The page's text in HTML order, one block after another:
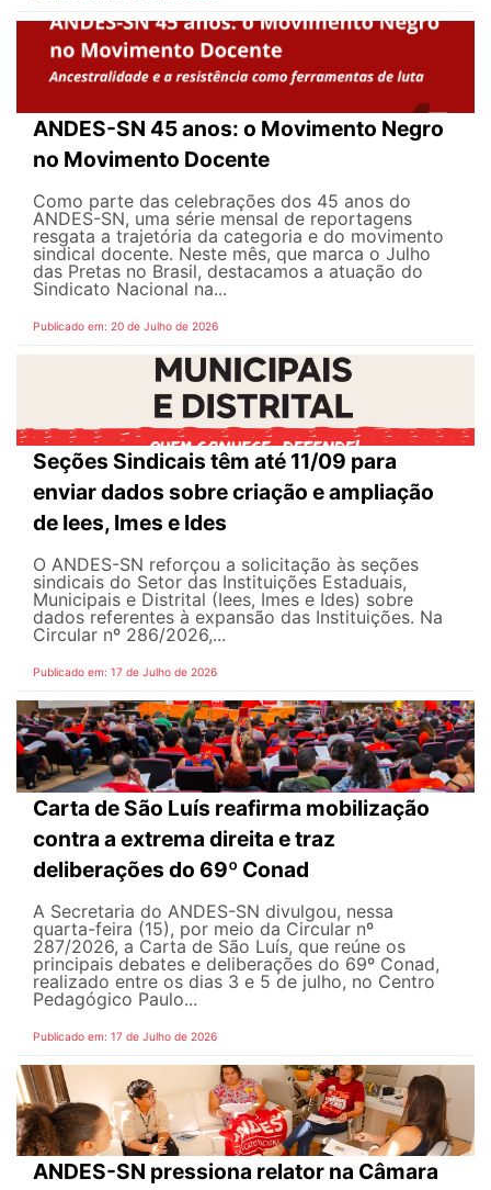
ANDES-SN 45 anos: o Movimento Negro
no Movimento Docente
Como parte das celebrações dos 45 anos do
ANDES-SN, uma série mensal de reportagens
resgata a trajetória da categoria e do movimento
sindical docente. Neste mês, que marca o Julho
das Pretas no Brasil, destacamos a atuação do
Sindicato Nacional na...
Publicado em: 20 de Julho de 2026
Seções Sindicais têm até 11/09 para
enviar dados sobre criação e ampliação
de Iees, Imes e Ides
O ANDES-SN reforçou a solicitação às seções
sindicais do Setor das Instituições Estaduais,
Municipais e Distrital (Iees, Imes e Ides) sobre
dados referentes à expansão das Instituições. Na
Circular nº 286/2026,...
Publicado em: 17 de Julho de 2026
Carta de São Luís reafirma mobilização
contra a extrema direita e traz
deliberações do 69º Conad
A Secretaria do ANDES-SN divulgou, nessa
quarta-feira (15), por meio da Circular nº
287/2026, a Carta de São Luís, que reúne os
principais debates e deliberações do 69º Conad,
realizado entre os dias 3 e 5 de julho, no Centro
Pedagógico Paulo...
Publicado em: 17 de Julho de 2026
ANDES-SN pressiona relator na Câmara